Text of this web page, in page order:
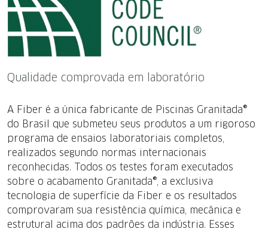
Qualidade comprovada em laboratório
A Fiber é a única fabricante de Piscinas Granitada®
do Brasil que submeteu seus produtos a um rigoroso
programa de ensaios laboratoriais completos,
realizados segundo normas internacionais
reconhecidas. Todos os testes foram executados
sobre o acabamento Granitada®, a exclusiva
tecnologia de superfície da Fiber e os resultados
comprovaram sua resistência química, mecânica e
estrutural acima dos padrões da indústria. Esses